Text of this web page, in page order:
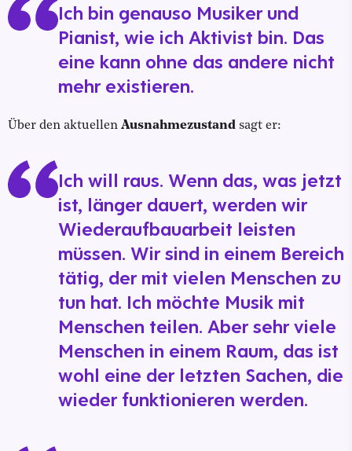
Ich bin genauso Musiker und
Pianist, wie ich Aktivist bin. Das
eine kann ohne das andere nicht
mehr existieren.
Über den aktuellen Ausnahmezustand sagt er:
Ich will raus. Wenn das, was jetzt
ist, länger dauert, werden wir
Wiederaufbauarbeit leisten
müssen. Wir sind in einem Bereich
tätig, der mit vielen Menschen zu
tun hat. Ich möchte Musik mit
Menschen teilen. Aber sehr viele
Menschen in einem Raum, das ist
wohl eine der letzten Sachen, die
wieder funktionieren werden.